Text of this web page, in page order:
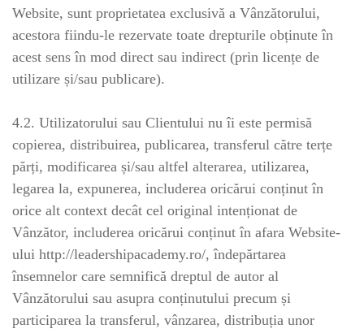
Website, sunt proprietatea exclusivă a Vânzătorului,
acestora fiindu-le rezervate toate drepturile obținute în
acest sens în mod direct sau indirect (prin licențe de
utilizare și/sau publicare).
4.2. Utilizatorului sau Clientului nu îi este permisă
copierea, distribuirea, publicarea, transferul către terțe
părți, modificarea și/sau altfel alterarea, utilizarea,
legarea la, expunerea, includerea oricărui conținut în
orice alt context decât cel original intenționat de
Vânzător, includerea oricărui conținut în afara Website-
ului http://leadershipacademy.ro/, îndepărtarea
însemnelor care semnifică dreptul de autor al
Vânzătorului sau asupra conținutului precum și
participarea la transferul, vânzarea, distribuția unor